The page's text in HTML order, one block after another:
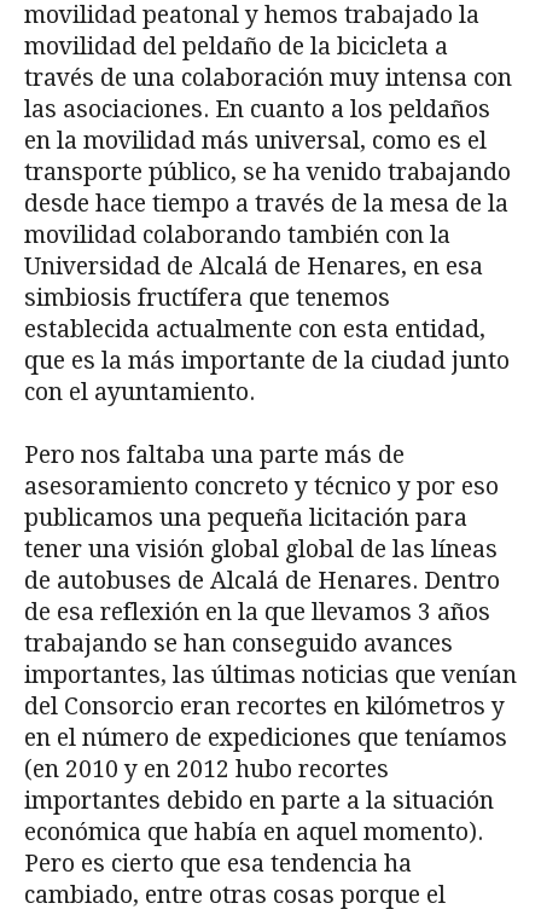
movilidad peatonal y hemos trabajado la
movilidad del peldaño de la bicicleta a
través de una colaboración muy intensa con
las asociaciones. En cuanto a los peldaños
en la movilidad más universal, como es el
transporte público, se ha venido trabajando
desde hace tiempo a través de la mesa de la
movilidad colaborando también con la
Universidad de Alcalá de Henares, en esa
simbiosis fructífera que tenemos
establecida actualmente con esta entidad,
que es la más importante de la ciudad junto
con el ayuntamiento.
Pero nos faltaba una parte más de
asesoramiento concreto y técnico y por eso
publicamos una pequeña licitación para
tener una visión global global de las líneas
de autobuses de Alcalá de Henares. Dentro
de esa reflexión en la que llevamos 3 años
trabajando se han conseguido avances
importantes, las últimas noticias que venían
del Consorcio eran recortes en kilómetros y
en el número de expediciones que teníamos
(en 2010 y en 2012 hubo recortes
importantes debido en parte a la situación
económica que había en aquel momento).
Pero es cierto que esa tendencia ha
cambiado, entre otras cosas porque el